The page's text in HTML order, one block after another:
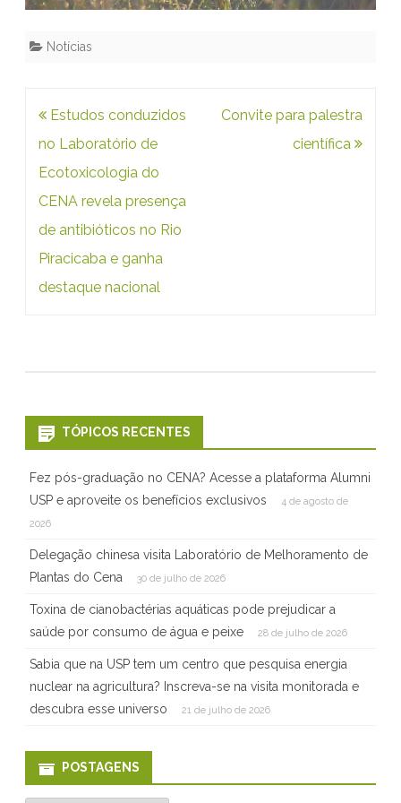
n
c
Notícias
Navegação
de
Post
Estudos conduzidos
no Laboratório de
Ecotoxicologia do
CENA revela presença
de antibióticos no Rio
Piracicaba e ganha
destaque nacional
Convite para palestra
científica
TÓPICOS RECENTES
Fez pós-graduação no CENA? Acesse a plataforma Alumni
USP e aproveite os benefícios exclusivos
4 de agosto de
2026
Delegação chinesa visita Laboratório de Melhoramento de
Plantas do Cena
30 de julho de 2026
Toxina de cianobactérias aquáticas pode prejudicar a
saúde por consumo de água e peixe
28 de julho de 2026
Sabia que na USP tem um centro que pesquisa energia
nuclear na agricultura? Inscreva-se na visita monitorada e
descubra esse universo
21 de julho de 2026
POSTAGENS